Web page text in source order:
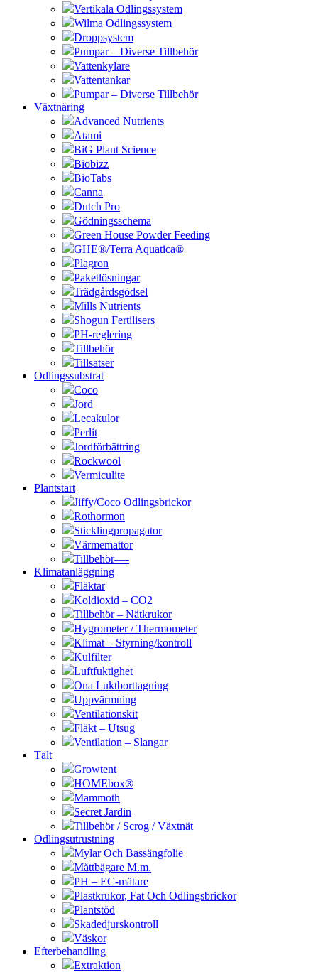
Vertikala Odlingssystem
Wilma Odlingssystem
Droppsystem
Pumpar – Diverse Tillbehör
Vattenkylare
Vattentankar
Pumpar – Diverse Tillbehör
Växtnäring
Advanced Nutrients
Atami
BiG Plant Science
Biobizz
BioTabs
Canna
Dutch Pro
Gödningsschema
Green House Powder Feeding
GHE®/Terra Aquatica®
Plagron
Paketlösningar
Trädgårdsgödsel
Mills Nutrients
Shogun Fertilisers
PH-reglering
Tillbehör
Tillsatser
Odlingssubstrat
Coco
Jord
Lecakulor
Perlit
Jordförbättring
Rockwool
Vermiculite
Plantstart
Jiffy/Coco Odlingsbrickor
Rothormon
Sticklingpropagator
Värmemattor
Tillbehör—-
Klimatanläggning
Fläktar
Koldioxid – CO2
Tillbehör – Nätkrukor
Hygrometer / Thermometer
Klimat – Styrning/kontroll
Kulfilter
Luftfuktighet
Ona Luktborttagning
Uppvärmning
Ventilationskit
Fläkt – Utsug
Ventilation – Slangar
Tält
Growtent
HOMEbox®
Mammoth
Secret Jardin
Tillbehör / Scrog / Växtnät
Odlingsutrustning
Mylar Och Bassängfolie
Måttbägare M.m.
PH – EC-mätare
Plastkrukor, Fat Och Odlingsbrickor
Plantstöd
Skadedjurskontroll
Väskor
Efterbehandling
Extraktion